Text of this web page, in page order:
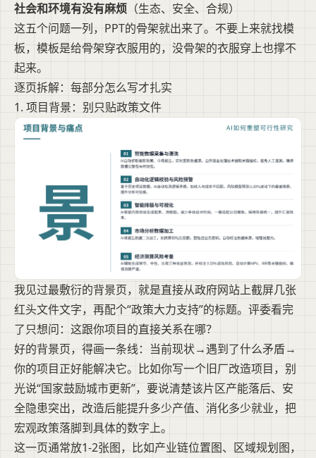
社会和环境有没有麻烦 （生态、安全、合规）
这五个问题一列，PPT的骨架就出来了。不要上来就找模
板，模板是给骨架穿衣服用的，没骨架的衣服穿上也撑不
起来。
逐页拆解：每部分怎么写才扎实
1. 项目背景：别只贴政策文件
我见过最敷衍的背景页，就是直接从政府网站上截屏几张
红头文件文字，再配个“政策大力支持”的标题。评委看完
了只想问：这跟你项目的直接关系在哪？
好的背景页，得画一条线：当前现状→遇到了什么矛盾→
你的项目正好能解决它。比如你写一个旧厂改造项目，别
光说“国家鼓励城市更新”，要说清楚该片区产能落后、安
全隐患突出，改造后能提升多少产值、消化多少就业，把
宏观政策落脚到具体的数字上。
这一页通常放1-2张图，比如产业链位置图、区域规划图，